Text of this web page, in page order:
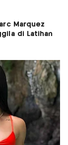
Marquez
di Latihan